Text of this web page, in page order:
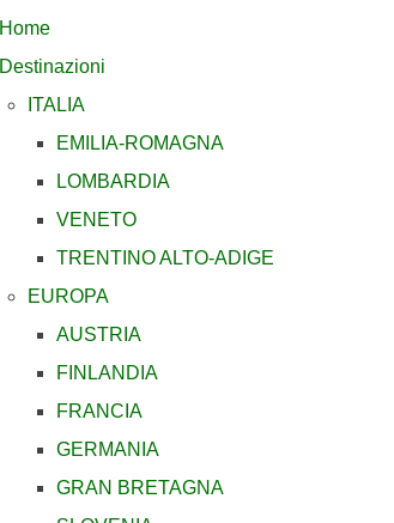
Home
Destinazioni
ITALIA
EMILIA-ROMAGNA
LOMBARDIA
VENETO
TRENTINO ALTO-ADIGE
EUROPA
AUSTRIA
FINLANDIA
FRANCIA
GERMANIA
GRAN BRETAGNA